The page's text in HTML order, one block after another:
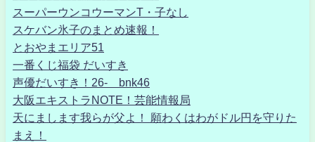
スーパーウンコウーマンT・子なし
スケバン氷子のまとめ速報！
とおやまエリア51
一番くじ福袋 だいすき
声優だいすき！26- bnk46
大阪エキストラNOTE！芸能情報局
天にまします我らが父よ！ 願わくはわがドル円を守りた
まえ！